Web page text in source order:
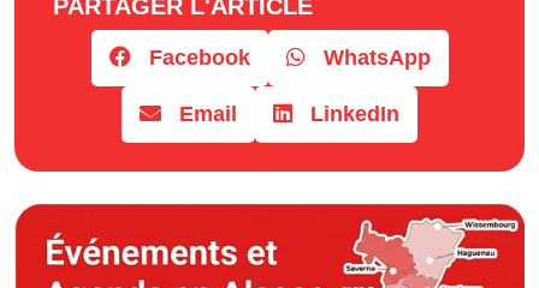
PARTAGER L'ARTICLE
Facebook WhatsApp
Email LinkedIn